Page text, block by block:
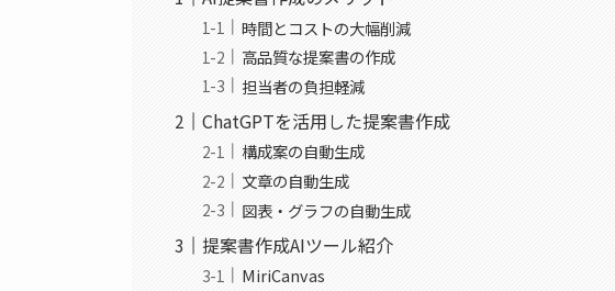
時間とコストの大幅削減
高品質な提案書の作成
担当者の負担軽減
ChatGPTを活用した提案書作成
構成案の自動生成
文章の自動生成
図表・グラフの自動生成
提案書作成AIツール紹介
MiriCanvas